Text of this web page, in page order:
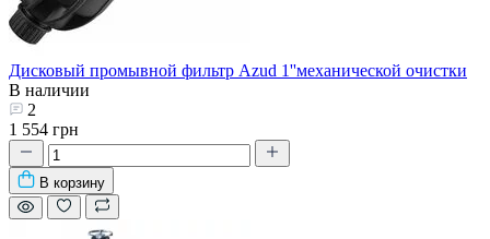
Дисковый промывной фильтр Azud 1''механической очистки
В наличии
2
1 554 грн
В корзину